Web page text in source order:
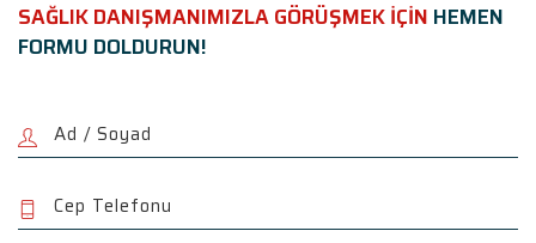
SAĞLIK DANIŞMANIMIZLA GÖRÜŞMEK İÇİN HEMEN
FORMU DOLDURUN!